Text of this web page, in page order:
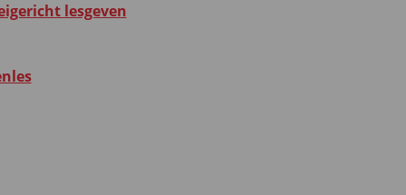
lesgeven